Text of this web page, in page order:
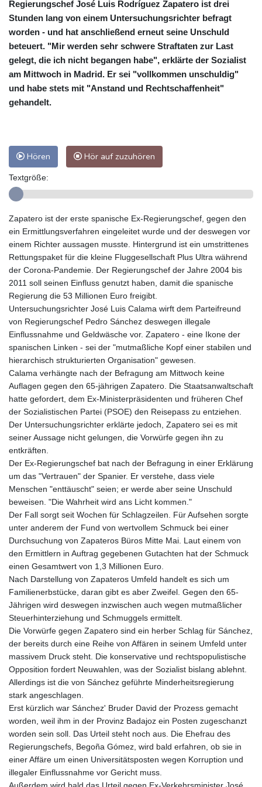
Regierungschef José Luis Rodríguez Zapatero ist drei
Stunden lang von einem Untersuchungsrichter befragt
worden - und hat anschließend erneut seine Unschuld
beteuert. "Mir werden sehr schwere Straftaten zur Last
gelegt, die ich nicht begangen habe", erklärte der Sozialist
am Mittwoch in Madrid. Er sei "vollkommen unschuldig"
und habe stets mit "Anstand und Rechtschaffenheit"
gehandelt.
Hören Hör auf zuzuhören
Textgröße:
Zapatero ist der erste spanische Ex-Regierungschef, gegen den
ein Ermittlungsverfahren eingeleitet wurde und der deswegen vor
einem Richter aussagen musste. Hintergrund ist ein umstrittenes
Rettungspaket für die kleine Fluggesellschaft Plus Ultra während
der Corona-Pandemie. Der Regierungschef der Jahre 2004 bis
2011 soll seinen Einfluss genutzt haben, damit die spanische
Regierung die 53 Millionen Euro freigibt.
Untersuchungsrichter José Luis Calama wirft dem Parteifreund
von Regierungschef Pedro Sánchez deswegen illegale
Einflussnahme und Geldwäsche vor. Zapatero - eine Ikone der
spanischen Linken - sei der "mutmaßliche Kopf einer stabilen und
hierarchisch strukturierten Organisation" gewesen.
Calama verhängte nach der Befragung am Mittwoch keine
Auflagen gegen den 65-jährigen Zapatero. Die Staatsanwaltschaft
hatte gefordert, dem Ex-Ministerpräsidenten und früheren Chef
der Sozialistischen Partei (PSOE) den Reisepass zu entziehen.
Der Untersuchungsrichter erklärte jedoch, Zapatero sei es mit
seiner Aussage nicht gelungen, die Vorwürfe gegen ihn zu
entkräften.
Der Ex-Regierungschef bat nach der Befragung in einer Erklärung
um das "Vertrauen" der Spanier. Er verstehe, dass viele
Menschen "enttäuscht" seien; er werde aber seine Unschuld
beweisen. "Die Wahrheit wird ans Licht kommen."
Der Fall sorgt seit Wochen für Schlagzeilen. Für Aufsehen sorgte
unter anderem der Fund von wertvollem Schmuck bei einer
Durchsuchung von Zapateros Büros Mitte Mai. Laut einem von
den Ermittlern in Auftrag gegebenen Gutachten hat der Schmuck
einen Gesamtwert von 1,3 Millionen Euro.
Nach Darstellung von Zapateros Umfeld handelt es sich um
Familienerbstücke, daran gibt es aber Zweifel. Gegen den 65-
Jährigen wird deswegen inzwischen auch wegen mutmaßlicher
Steuerhinterziehung und Schmuggels ermittelt.
Die Vorwürfe gegen Zapatero sind ein herber Schlag für Sánchez,
der bereits durch eine Reihe von Affären in seinem Umfeld unter
massivem Druck steht. Die konservative und rechtspopulistische
Opposition fordert Neuwahlen, was der Sozialist bislang ablehnt.
Allerdings ist die von Sánchez geführte Minderheitsregierung
stark angeschlagen.
Erst kürzlich war Sánchez' Bruder David der Prozess gemacht
worden, weil ihm in der Provinz Badajoz ein Posten zugeschanzt
worden sein soll. Das Urteil steht noch aus. Die Ehefrau des
Regierungschefs, Begoña Gómez, wird bald erfahren, ob sie in
einer Affäre um einen Universitätsposten wegen Korruption und
illegaler Einflussnahme vor Gericht muss.